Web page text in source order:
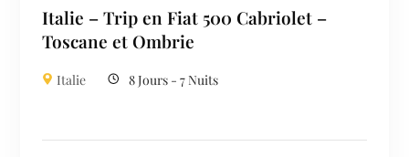
Italie – Trip en Fiat 500 Cabriolet –
Toscane et Ombrie
Italie 8 Jours - 7 Nuits